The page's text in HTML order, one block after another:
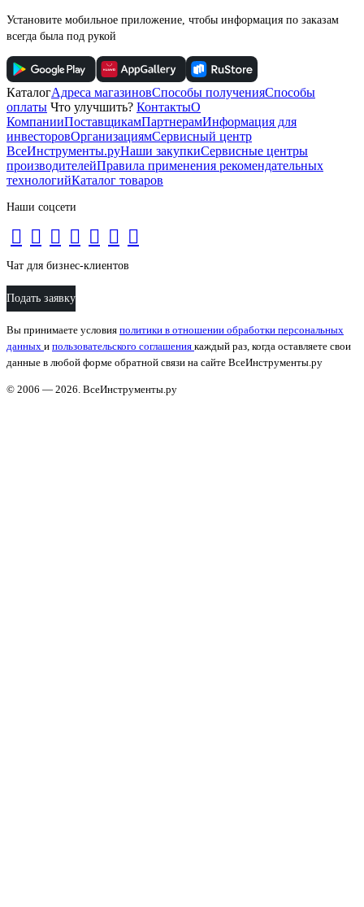
Установите мобильное приложение, чтобы информация по заказам
всегда была под рукой
КаталогАдреса магазиновСпособы полученияСпособы
оплаты Что улучшить? КонтактыО
КомпанииПоставщикамПартнерамИнформация для
инвесторовОрганизациямСервисный центр
ВсеИнструменты.руНаши закупкиСервисные центры
производителейПравила применения рекомендательных
технологийКаталог товаров
Наши соцсети
Чат для бизнес-клиентов
Подать заявку
Вы принимаете условия политики в отношении обработки персональных
данных и пользовательского соглашения каждый раз, когда оставляете свои
данные в любой форме обратной связи на сайте ВсеИнструменты.ру
© 2006 — 2026. ВсеИнструменты.ру